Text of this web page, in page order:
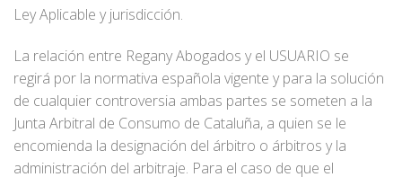
Ley Aplicable y jurisdicción.
La relación entre Regany Abogados y el USUARIO se
regirá por la normativa española vigente y para la solución
de cualquier controversia ambas partes se someten a la
Junta Arbitral de Consumo de Cataluña, a quien se le
encomienda la designación del árbitro o árbitros y la
administración del arbitraje. Para el caso de que el